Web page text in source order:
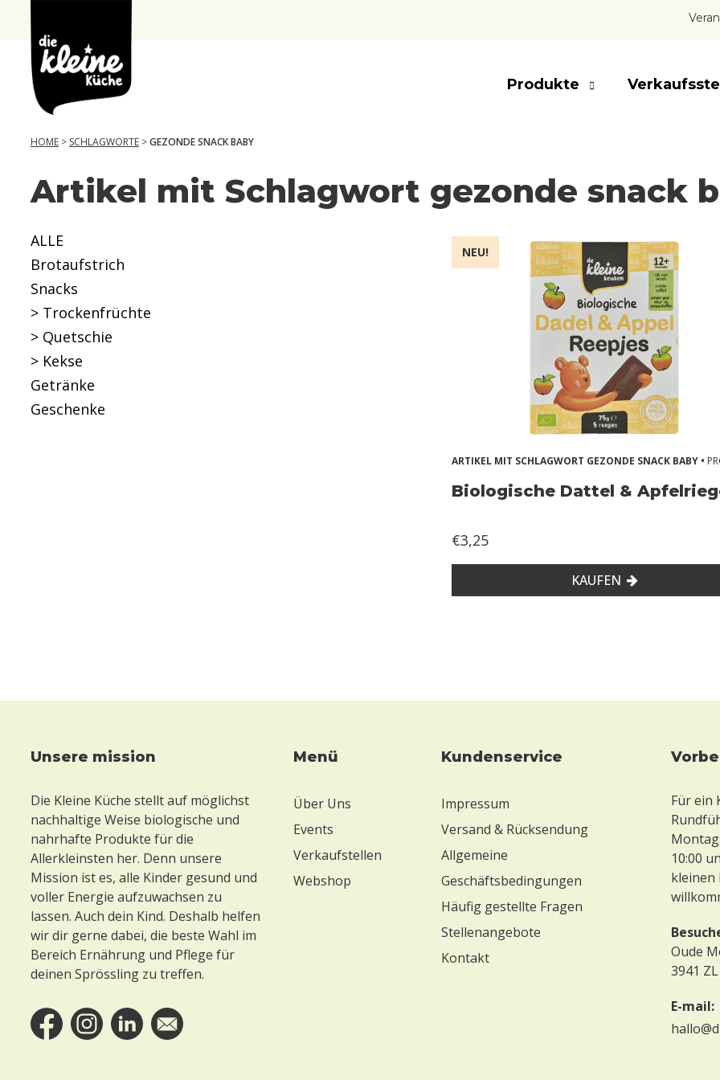
die
Kleine
Küche
Produkte
HOME > SCHLAGWORTE >GEZONDE SNACK BABY
Artikel mit Schlagwort gezonde snack
ALLE
Brotaufstrich
Snacks
> Trockenfrüchte
> Quetschie
> Kekse
Getränke
Geschenke
NEU!
ARTIKEL MIT SCHLAGWORT GEZONDE SNACK BABY •
Biologische Dattel &
€3,25
KAUFEN
Footer
unsere mission
Die Kleine Küche stellt auf möglichst
nachhaltige Weise biologische und
nahrhafte Produkte für die
Allerkleinsten her. Denn unsere
Mission ist es, alle Kinder gesund und
voller Energie aufzuwachsen zu
lassen. Auch dein Kind. Deshalb helfen
wir dir gerne dabei, die beste Wahl im
Bereich Ernährung und Pflege für
deinen Sprössling zu treffen.
Menü
Über Uns
Events
Verkaufstellen
Webshop
Kundenservice
Impressum
Versand & Rücksendung
Allgemeine
Geschäftsbedingungen
Häufig gestellte Fragen
Stellenangebote
Kontakt
Für ein
10:00
kleinen
Oude
3941
E-mail: